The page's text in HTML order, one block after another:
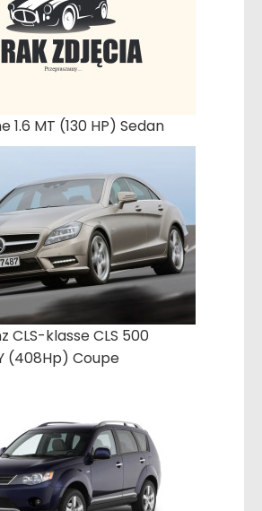
1.6 MT (130 HP) Sedan
CLS-klasse CLS 500
(408Hp) Coupe